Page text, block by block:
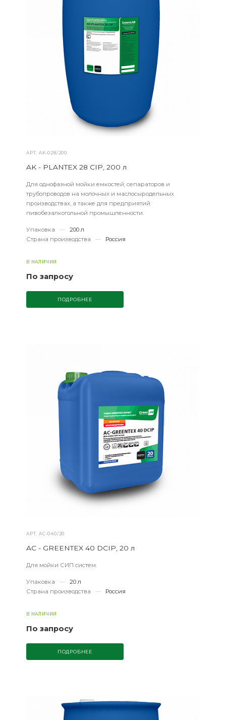
АРТ.AK-028/200
AK - PLANTEX 28 CIP, 200 л
Для однофазной мойки емкостей, сепараторов и
трубопроводов на молочных и маслосыродельных
производствах, а также для предприятий
пивобезалкогольной промышленности.
Упаковка —
200 л
Страна производства
— Россия
В НАЛИЧИИ
По запросу
ПОДРОБНЕЕ
АРТ.AС-040/20
AC - GREENTEX 40 DCIP, 20 л
Для мойки СИП систем.
Упаковка —
20 л
Страна производства
— Россия
В НАЛИЧИИ
По запросу
ПОДРОБНЕЕ